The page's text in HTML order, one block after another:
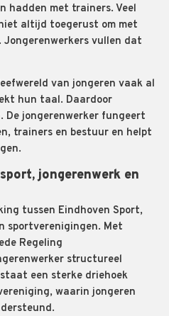
hadden met trainers. Veel
altijd toegerust om met
Jongerenwerkers vullen dat
van jongeren vaak al
hun taal. Daardoor
jongerenwerker fungeert
trainers en bestuur en helpt
jongerenwerk en
tussen Eindhoven Sport,
sportverenigingen. Met
Regeling
structureel
een sterke driehoek
waarin jongeren